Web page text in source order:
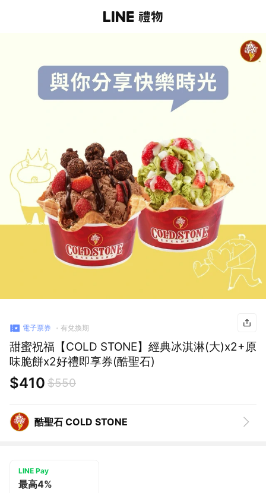
電子票券 有兌換期
甜蜜祝福【COLD STONE】經典冰淇淋(大)x2+原
味脆餅x2好禮即享券(酷聖石)
$410 $550
酷聖石 COLD STONE
LINE Pay
最高4%